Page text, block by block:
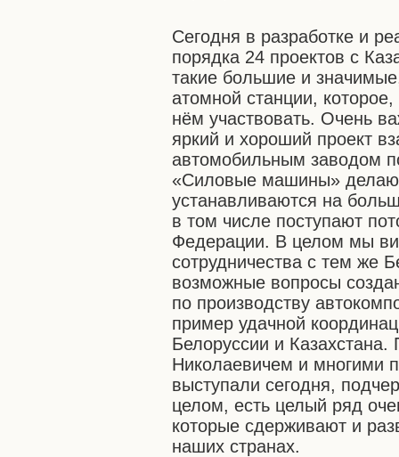
Сегодня в разработке и
порядка 24 проектов с
такие большие и
атомной станции,
нём участвовать. Очень
яркий и хороший проект
автомобильным заводом
«Силовые машины»
устанавливаются на
в том числе поступают
Федерации. В целом мы
сотрудничества с тем же
возможные вопросы
по производству
пример удачной
Белоруссии и
Николаевичем и многими
выступали сегодня,
целом, есть целый ряд
которые сдерживают и
наших странах.